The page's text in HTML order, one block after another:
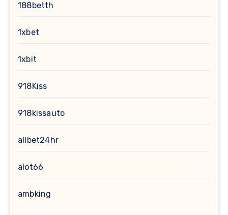
188betth
1xbet
1xbit
918Kiss
918kissauto
allbet24hr
alot66
ambking